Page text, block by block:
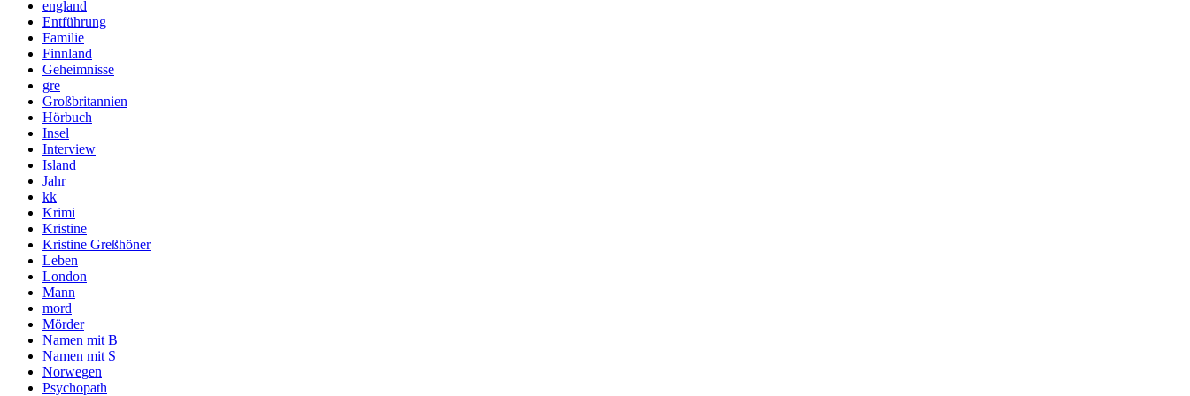
england
Entführung
Familie
Finnland
Geheimnisse
gre
Großbritannien
Hörbuch
Insel
Interview
Island
Jahr
kk
Krimi
Kristine
Kristine Greßhöner
Leben
London
Mann
mord
Mörder
Namen mit B
Namen mit S
Norwegen
Psychopath